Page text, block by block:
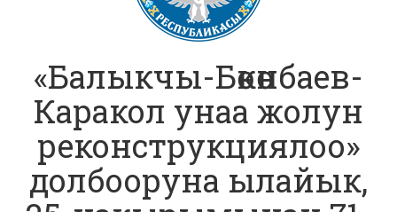
«Балыкчы-Бөкөнбаев-
Каракол унаа жолун
реконструкциялоо»
долбооруна ылайык,